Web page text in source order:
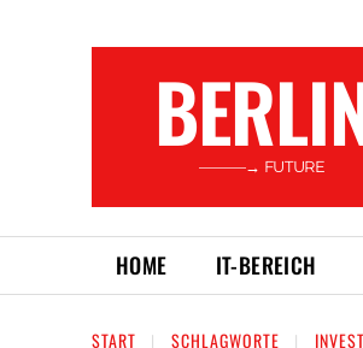
———→ FUTURE
HOME IT-BEREICH
START SCHLAGWORTE